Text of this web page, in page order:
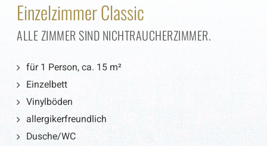
Einzelzimmer Classic
ALLE ZIMMER SIND NICHTRAUCHERZIMMER.
für 1 Person, ca. 15 m²
Einzelbett
Vinylböden
allergikerfreundlich
Dusche/WC